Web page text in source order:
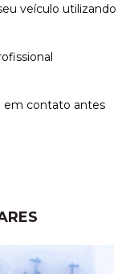
veículo utilizando
em contato antes